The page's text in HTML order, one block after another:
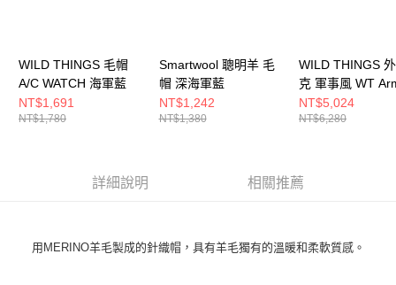
WILD THINGS 毛帽
A/C WATCH 海軍藍
NT$1,691
NT$1,780
Smartwool 聰明羊 毛
帽 深海軍藍
NT$1,242
NT$1,380
WILD THINGS
克 軍事風 WT
Cordura 海軍藍
NT$5,024
NT$6,280
詳細說明 相關推薦
用MERINO羊毛製成的針織帽，具有羊毛獨有的溫暖和柔軟質感。